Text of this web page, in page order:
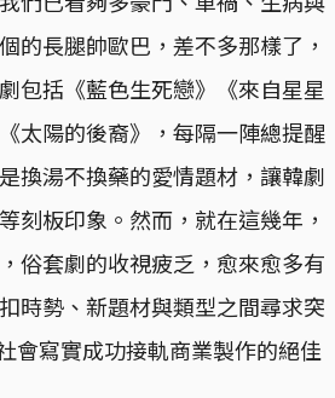
的長腿帥歐巴，差不多那樣了，
包括《藍色生死戀》《來自星星
太陽的後裔》，每隔一陣總提醒
換湯不換藥的愛情題材，讓韓劇
刻板印象。然而，就在這幾年，
俗套劇的收視疲乏，愈來愈多有
時勢、新題材與類型之間尋求突
會寫實成功接軌商業製作的絕佳